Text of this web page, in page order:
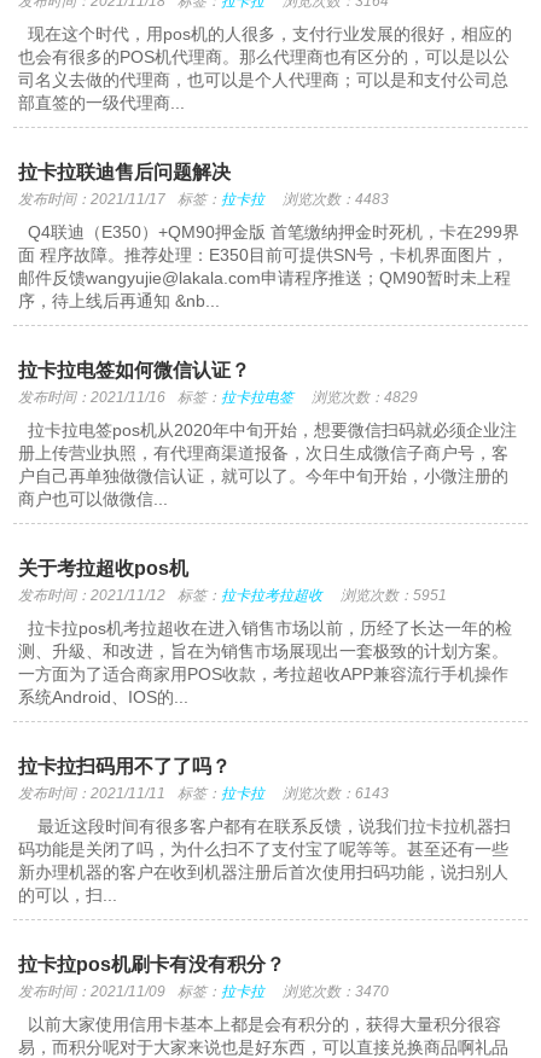
现在这个时代，用pos机的人很多，支付行业发展的很好，相应的
也会有很多的POS机代理商。那么代理商也有区分的，可以是以公
司名义去做的代理商，也可以是个人代理商；可以是和支付公司总
部直签的一级代理商...
拉卡拉联迪售后问题解决
发布时间：2021/11/17 标签： 拉卡拉 浏览次数：4483
Q4联迪（E350）+QM90押金版 首笔缴纳押金时死机，卡在299界
面 程序故障。推荐处理：E350目前可提供SN号，卡机界面图片，
邮件反馈wangyujie@lakala.com申请程序推送；QM90暂时未上程
序，待上线后再通知 &nb...
拉卡拉电签如何微信认证？
发布时间：2021/11/16 标签： 拉卡拉电签 浏览次数：4829
拉卡拉电签pos机从2020年中旬开始，想要微信扫码就必须企业注
册上传营业执照，有代理商渠道报备，次日生成微信子商户号，客
户自己再单独做微信认证，就可以了。今年中旬开始，小微注册的
商户也可以做微信...
关于考拉超收pos机
发布时间：2021/11/12 标签： 拉卡拉考拉超收 浏览次数：5951
拉卡拉pos机考拉超收在进入销售市场以前，历经了长达一年的检
测、升級、和改进，旨在为销售市场展现出一套极致的计划方案。
一方面为了适合商家用POS收款，考拉超收APP兼容流行手机操作
系统Android、IOS的...
拉卡拉扫码用不了了吗？
发布时间：2021/11/11 标签： 拉卡拉 浏览次数：6143
最近这段时间有很多客户都有在联系反馈，说我们拉卡拉机器扫
码功能是关闭了吗，为什么扫不了支付宝了呢等等。甚至还有一些
新办理机器的客户在收到机器注册后首次使用扫码功能，说扫别人
的可以，扫...
拉卡拉pos机刷卡有没有积分？
发布时间：2021/11/09 标签： 拉卡拉 浏览次数：3470
以前大家使用信用卡基本上都是会有积分的，获得大量积分很容
易，而积分呢对于大家来说也是好东西，可以直接兑换商品啊礼品